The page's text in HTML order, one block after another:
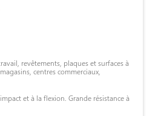
revêtements, plaques et surfaces à
centres commerciaux,
et à la flexion. Grande résistance à